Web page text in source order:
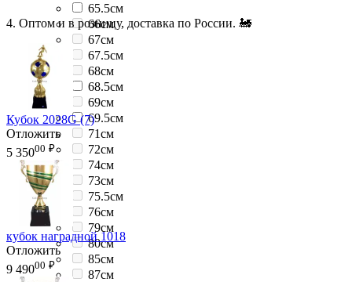
65.5см
66см
67см
67.5см
68см
68.5см
69см
69.5см
71см
72см
74см
73см
75.5см
76см
79см
80см
85см
87см
4. Оптом и в розницу, доставка по России. 🚂
Кубок 2028G (7)
Отложить
5 35000 ₽
кубок наградной 1018
Отложить
9 49000 ₽